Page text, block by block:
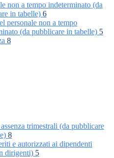
non a tempo indeterminato (da
in tabelle) 6
personale non a tempo
(da pubblicare in tabelle) 5
8
trimestrali (da pubblicare
8
e autorizzati ai dipendenti
dirigenti) 5